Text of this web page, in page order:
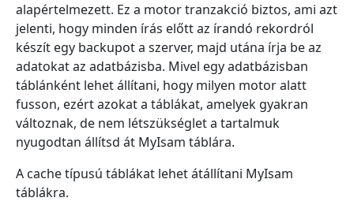
alapértelmezett. Ez a motor tranzakció biztos, ami azt
jelenti, hogy minden írás előtt az írandó rekordról
készít egy backupot a szerver, majd utána írja be az
adatokat az adatbázisba. Mivel egy adatbázisban
táblánként lehet állítani, hogy milyen motor alatt
fusson, ezért azokat a táblákat, amelyek gyakran
változnak, de nem létszükséglet a tartalmuk
nyugodtan állítsd át MyIsam táblára.
A cache típusú táblákat lehet átállítani MyIsam
táblákra.